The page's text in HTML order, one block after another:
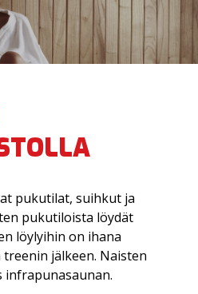
pukutilat, suihkut ja
pukutiloista löydät
löylyihin on ihana
jälkeen. Naisten
infrapunasaunan.
HYVINKÄÄLLÄ
TRAINING